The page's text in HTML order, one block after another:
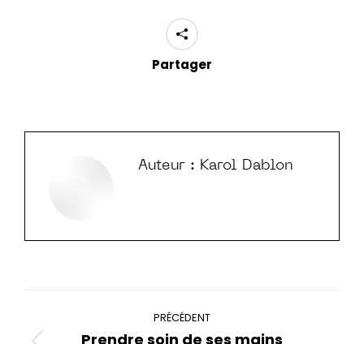
Partager
Auteur : Karol Dablon
article
PRÉCÉDENT
Prendre soin de ses mains